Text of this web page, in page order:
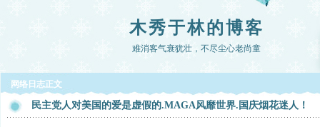
木秀于林的博客
难消客气衰犹壮，不尽尘心老尚童
网络日志正文
民主党人对美国的爱是虚假的.MAGA风靡世界.国庆烟花迷人！